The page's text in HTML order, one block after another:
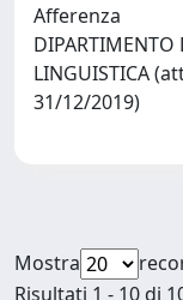
Afferenza
DIPARTIMENTO
LINGUISTICA
31/12/2019)
Mostra
Risultati 1 - 10 di